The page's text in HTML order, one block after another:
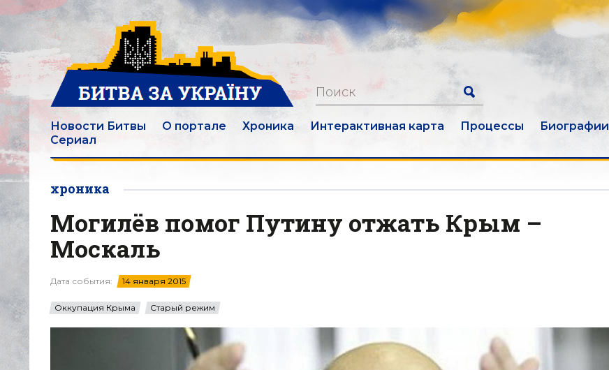
Новости Битвы О портале Хроника Интерактивная карта Процессы Биографии
Сериал
хроника
Могилёв помог Путину отжать Крым –
Москаль
Дата события: 14 января 2015
Оккупация Крыма Старый режим